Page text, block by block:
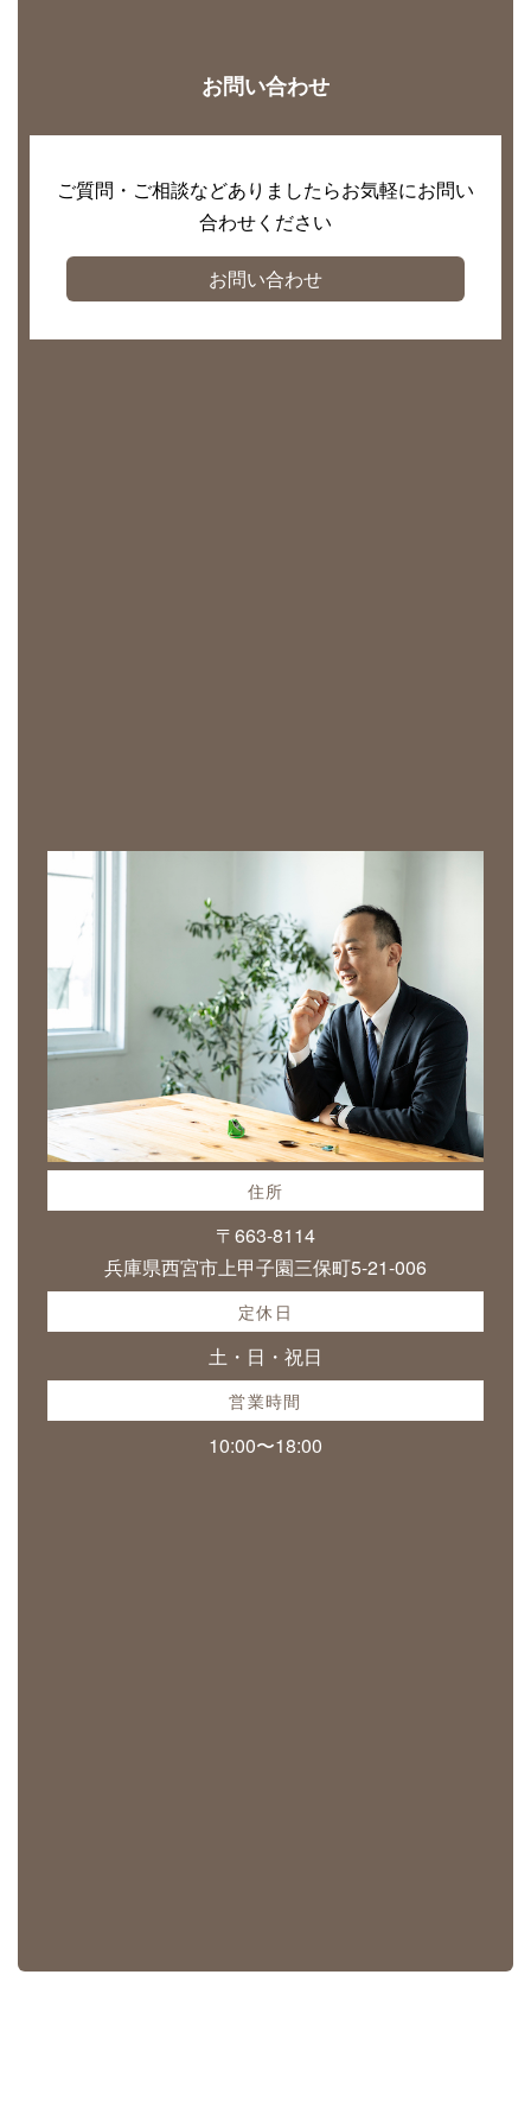
お問い合わせ
ご質問・ご相談などありましたらお気軽にお問い
合わせください
お問い合わせ
住所
〒663-8114
兵庫県西宮市上甲子園三保町5-21-006
定休日
土・日・祝日
営業時間
10:00〜18:00